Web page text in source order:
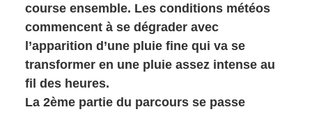
course ensemble. Les conditions météos
commencent à se dégrader avec
l’apparition d’une pluie fine qui va se
transformer en une pluie assez intense au
fil des heures.
La 2ème partie du parcours se passe